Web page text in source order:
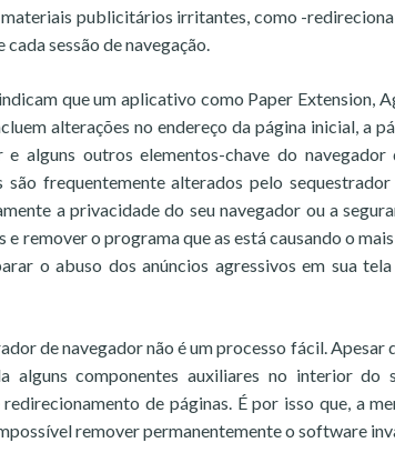
publicitários irritantes, como -
sessão de navegação.
que um aplicativo como Paper Extension,
alterações no endereço da página inicial, a
alguns outros elementos-chave do navegador
são frequentemente alterados pelo
a privacidade do seu navegador ou a
e remover o programa que as está causando o
o abuso dos anúncios agressivos em sua
de navegador não é um processo fácil. Apesar
alguns componentes auxiliares no interior do
de páginas. É por isso que, a
remover permanentemente o software